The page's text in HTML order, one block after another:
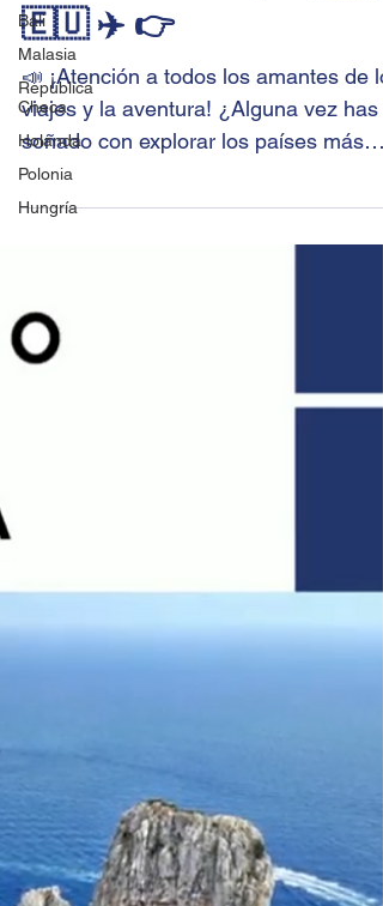
Bali
Malasia
República
Checa
Holanda
Polonia
Hungría
🇪🇺 ✈️ 👉
📣 ¡Atención a todos los amantes de
viajes y la aventura! ¿Alguna vez has
soñado con explorar los países más
emblemáticos de Europa...